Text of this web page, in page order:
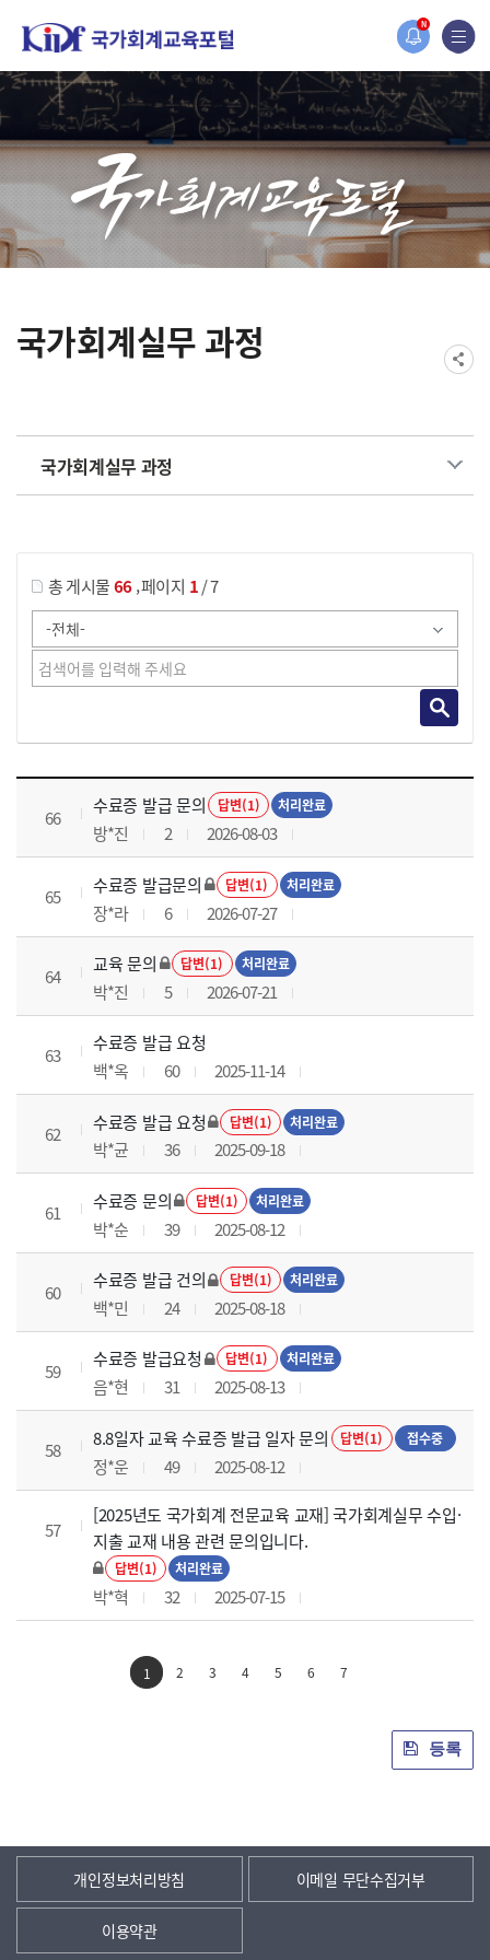
N
홈페이지가 새롭게 개편되었습니다.
한국조세재정연구원홈페이지가 새롭게 개설되었습니다.
국가회계실무 과정
국가회계실무 과정
총 게시물66,페이지 1/ 7
국가회계실무 과정 목록 으로 번호, 제목, 작성자, 조회수, 등록 일로 나열 되고 있습니다.
66
수료증 발급 문의 답변(1) 처리완료
방*진 2 2026-08-03
65
수료증 발급문의 답변(1) 처리완료
장*라 6 2026-07-27
64
교육 문의 답변(1) 처리완료
박*진 5 2026-07-21
63
수료증 발급 요청
백*옥
60 2025-11-14
62
수료증 발급 요청 답변(1) 처리완료
박*균 36 2025-09-18
61
수료증 문의 답변(1) 처리완료
박*순 39 2025-08-12
60
수료증 발급 건의 답변(1) 처리완료
백*민 24 2025-08-18
59
수료증 발급요청 답변(1) 처리완료
음*현 31 2025-08-13
58
8.8일자 교육 수료증 발급 일자 문의 답변(1) 접수중
정*운 49 2025-08-12
57
[2025년도 국가회계 전문교육 교재] 국가회계실무 수입·
지출 교재 내용 관련 문의입니다.
답변(1) 처리완료
박*혁 32 2025-07-15
1 2 3 4 5 6 7
등록
개인정보처리방침 이메일 무단수집거부
이용약관